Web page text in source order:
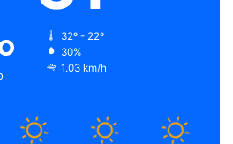
32º - 22º
30%
1.03 km/h